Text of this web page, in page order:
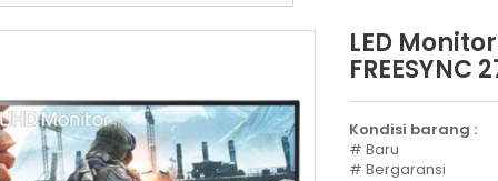
LED
FREESYNC
Kondisi barang :
# Baru
# Bergaransi